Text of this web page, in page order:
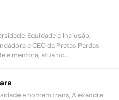
Equidade e Inclusão,
e CEO da Pretas Pardas
e mentora, atua no
e homem trans, Alexandre